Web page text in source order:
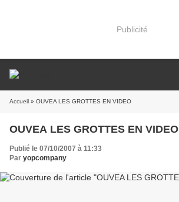
Publicité
Accueil » OUVEA LES GROTTES EN VIDEO
OUVEA LES GROTTES EN VIDEO
Publié le 07/10/2007 à 11:33
Par yopcompany